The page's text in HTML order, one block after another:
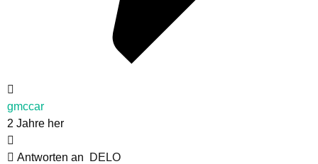
gmccar
2 Jahre her
Antworten an
DELO